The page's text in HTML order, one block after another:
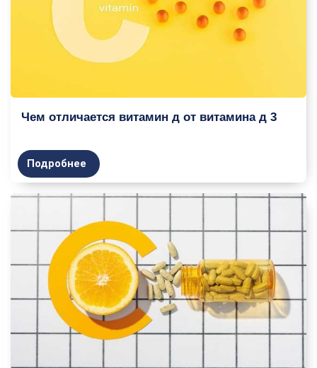
Чем отличается витамин д от витамина д 3
Подробнее